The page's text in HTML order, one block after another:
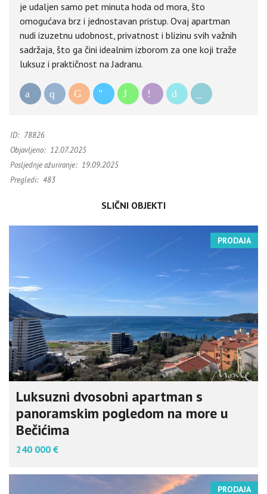
je udaljen samo pet minuta hoda od mora, što
omogućava brz i jednostavan pristup. Ovaj apartman
nudi izuzetnu udobnost, privatnost i blizinu svih važnih
sadržaja, što ga čini idealnim izborom za one koji traže
luksuz i praktičnost na Jadranu.
ID: 78826
Objavljeno: 12.07.2025
Posljednje ažuriranje: 19.09.2025
Pregledi: 483
SLIČNI OBJEKTI
PRODAJA
Luksuzni dvosobni apartman s
panoramskim pogledom na more u
Bečićima
240 000 €
PRODAJA